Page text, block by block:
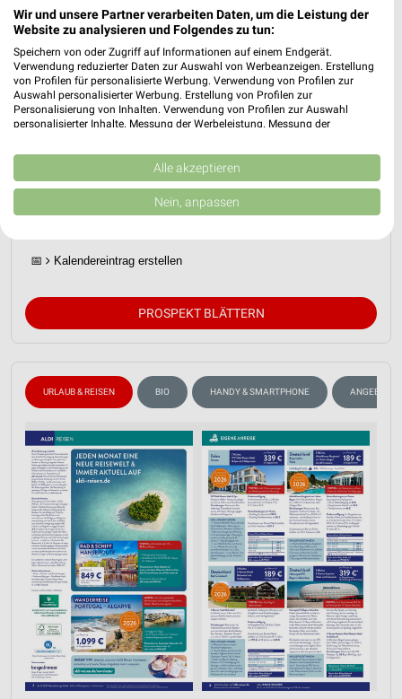
ALDI SÜD Prospekt für Friedrichsdorf ab
Sa. den 01.08.
Reisemagazin August 2026
📅 Kalendereintrag erstellen
PROSPEKT BLÄTTERN
URLAUB & REISEN BIO HANDY & SMARTPHONE ANGEBOTE
Wir und unsere Partner verarbeiten Daten, um die Leistung der
Website zu analysieren und Folgendes zu tun:
Speichern von oder Zugriff auf Informationen auf einem Endgerät.
Verwendung reduzierter Daten zur Auswahl von Werbeanzeigen. Erstellung
von Profilen für personalisierte Werbung. Verwendung von Profilen zur
Auswahl personalisierter Werbung. Erstellung von Profilen zur
Personalisierung von Inhalten. Verwendung von Profilen zur Auswahl
personalisierter Inhalte. Messung der Werbeleistung. Messung der
Kombinationen von Daten aus verschiedenen Quellen. Entwicklung und
Verbesserung der Angebote. Verwendung reduzierter Daten zur Auswahl
von Inhalten.
Daten können außerhalb der Europäischen Union weitergegeben und in die
Website/App.
Partnerliste anzeigen (1 IAB-Anbieter)
IAB-Verarbeitungszwecke:
Verwendung reduzierter Daten zur Auswahl von
Werbeanzeigen
Erstellung von Profilen für personalisierte
Werbung
Verwendung von Profilen zur Auswahl
personalisierter Werbung
Erstellung von Profilen zur Personalisierung
von Inhalten
Verwendung von Profilen zur Auswahl
personalisierter Inhalte
Messung der Werbeleistung
Messung der Performance von Inhalten
Alle akzeptieren
Nein, anpassen